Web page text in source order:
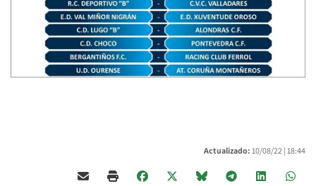
Actualizado: 10/08/22 | 18:44